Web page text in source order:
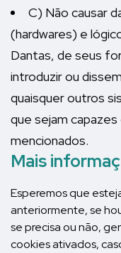
C) Não causar
(hardwares) e
Dantas, de seus
introduzir ou
quaisquer outros
que sejam
mencionados.
Mais
Esperemos que
anteriormente, se
se precisa ou não,
cookies ativados,